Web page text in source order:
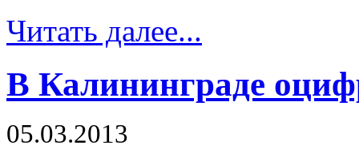
Читать далее...
В Калининграде
05.03.2013